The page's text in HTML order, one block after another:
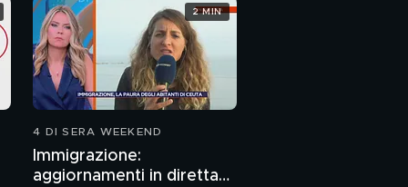
4 DI SERA WEEKEND
Immigrazione:
aggiornamenti in diretta
2 MIN